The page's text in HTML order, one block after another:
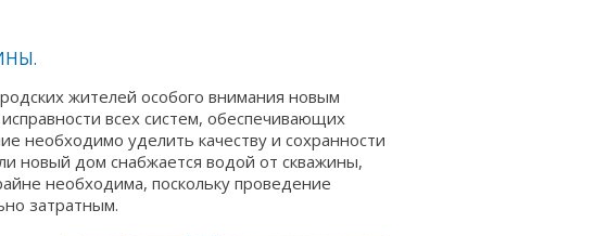
жителей особого внимания новым
всех систем, обеспечивающих
необходимо уделить качеству и сохранности
новый дом снабжается водой от скважины,
необходима, поскольку проведение
затратным.